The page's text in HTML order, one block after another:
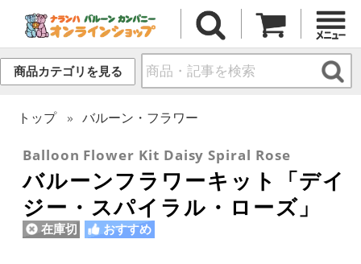
商品カテゴリを見る
トップ バルーン・フラワー
Balloon Flower Kit Daisy Spiral Rose
バルーンフラワーキット「デイ
ジー・スパイラル・ローズ」
在庫切 おすすめ